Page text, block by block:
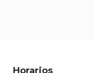
Horarios